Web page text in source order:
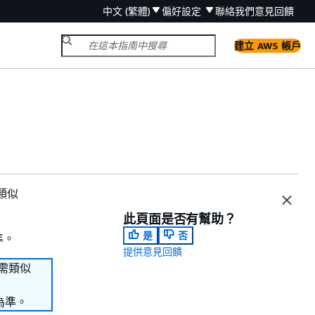
中文 (繁體) 偏好設定 聯絡我們意見回饋
建立 AWS 帳戶
似
類似
。
此頁面是否有幫助？
是
否
提供意見回饋